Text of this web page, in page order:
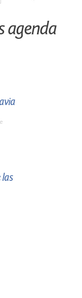
agenda